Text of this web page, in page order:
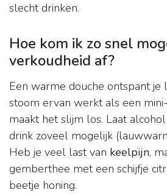
slecht drinken.
Hoe kom ik zo snel
verkoudheid af?
Een warme douche ontspant je
stoom ervan werkt als een
maakt het slijm los. Laat
drink zoveel mogelijk
Heb je veel last van keelpijn,
gemberthee met een schijfje
beetje honing.